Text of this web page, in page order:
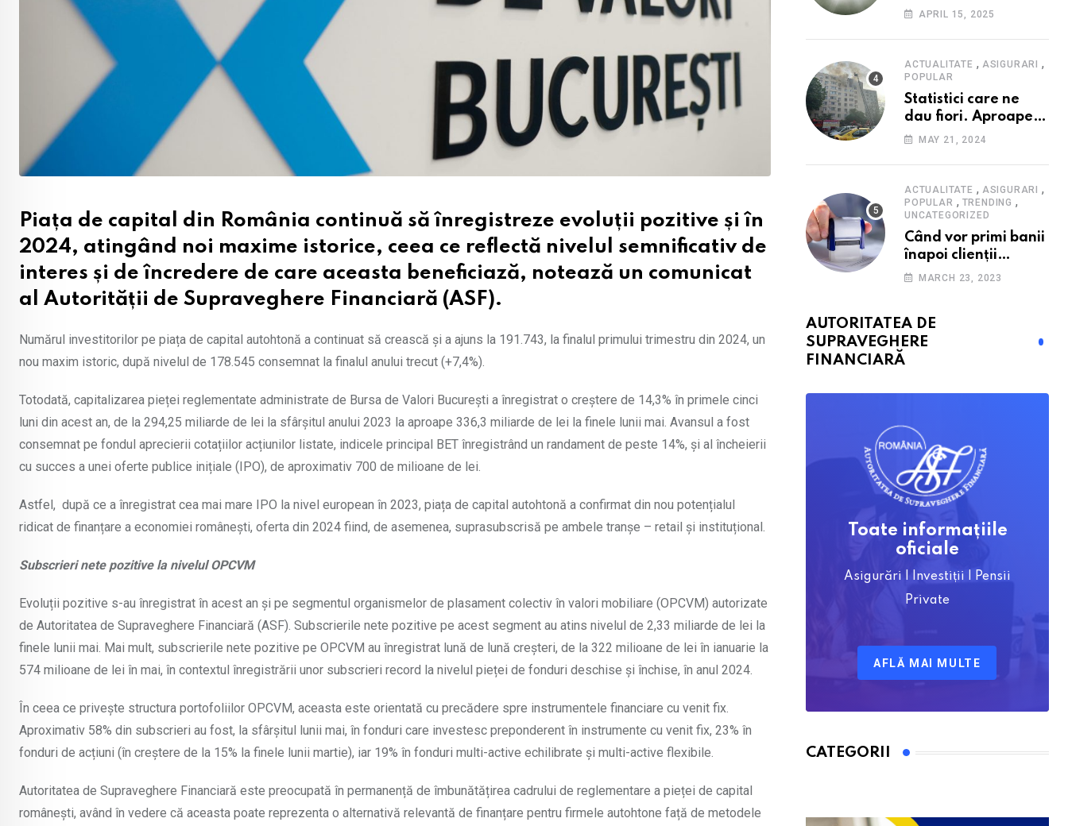
Piața de capital din România continuă să înregistreze evoluții pozitive și în
2024, atingând noi maxime istorice, ceea ce reflectă nivelul semnificativ de
interes și de încredere de care aceasta beneficiază, notează un comunicat
al Autorității de Supraveghere Financiară (ASF).
Numărul investitorilor pe piața de capital autohtonă a continuat să crească și a ajuns la 191.743, la finalul primului trimestru din 2024, un
nou maxim istoric, după nivelul de 178.545 consemnat la finalul anului trecut (+7,4%).
Totodată, capitalizarea pieței reglementate administrate de Bursa de Valori București a înregistrat o creștere de 14,3% în primele cinci
luni din acest an, de la 294,25 miliarde de lei la sfârșitul anului 2023 la aproape 336,3 miliarde de lei la finele lunii mai. Avansul a fost
consemnat pe fondul aprecierii cotațiilor acțiunilor listate, indicele principal BET înregistrând un randament de peste 14%, și al încheierii
cu succes a unei oferte publice inițiale (IPO), de aproximativ 700 de milioane de lei.
Astfel, după ce a înregistrat cea mai mare IPO la nivel european în 2023, piața de capital autohtonă a confirmat din nou potențialul
ridicat de finanțare a economiei românești, oferta din 2024 fiind, de asemenea, suprasubscrisă pe ambele tranșe – retail și instituțional.
Subscrieri nete pozitive la nivelul OPCVM
Evoluții pozitive s-au înregistrat în acest an și pe segmentul organismelor de plasament colectiv în valori mobiliare (OPCVM) autorizate
de Autoritatea de Supraveghere Financiară (ASF). Subscrierile nete pozitive pe acest segment au atins nivelul de 2,33 miliarde de lei la
finele lunii mai. Mai mult, subscrierile nete pozitive pe OPCVM au înregistrat lună de lună creșteri, de la 322 milioane de lei în ianuarie la
574 milioane de lei în mai, în contextul înregistrării unor subscrieri record la nivelul pieței de fonduri deschise și închise, în anul 2024.
În ceea ce privește structura portofoliilor OPCVM, aceasta este orientată cu precădere spre instrumentele financiare cu venit fix.
Aproximativ 58% din subscrieri au fost, la sfârșitul lunii mai, în fonduri care investesc preponderent în instrumente cu venit fix, 23% în
fonduri de acțiuni (în creștere de la 15% la finele lunii martie), iar 19% în fonduri multi-active echilibrate și multi-active flexibile.
Autoritatea de Supraveghere Financiară este preocupată în permanență de îmbunătățirea cadrului de reglementare a pieței de capital
românești, având în vedere că aceasta poate reprezenta o alternativă relevantă de finanțare pentru firmele autohtone față de metodele
Consumatorii caută
scumpirilor, mai ales
la alimente
APRIL 15, 2025
ACTUALITATE , ASIGURARI ,
POPULAR
Statistici care ne
dau fiori. Aproape
20 de case ard zilnic
pagubele au
explodat. Cum te
poți proteja cu nici
40 de lei pe lună
MAY 21, 2024
ACTUALITATE , ASIGURARI ,
POPULAR , TRENDING ,
UNCATEGORIZED
Când vor primi banii
înapoi clienții
Euroins care
toate termenele
MARCH 23, 2023
AUTORITATEA DE
SUPRAVEGHERE
FINANCIARĂ
Toate informațiile
oficiale
Asigurări | Investiții | Pensii
Private
AFLĂ MAI MULTE
CATEGORII